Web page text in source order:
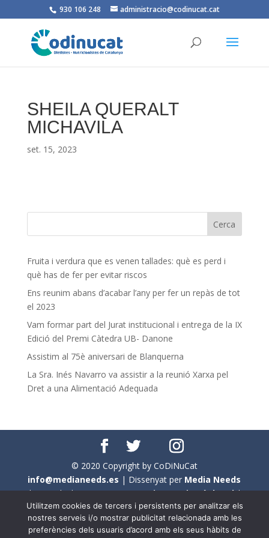
930 106 248 administracio@codinucat.cat
SHEILA QUERALT
MICHAVILA
set. 15, 2023
Fruita i verdura que es venen tallades: què es perd i
què has de fer per evitar riscos
Ens reunim abans d’acabar l’any per fer un repàs de tot
el 2023
Vam formar part del Jurat institucional i entrega de la IX
Edició del Premi Càtedra UB- Danone
Assistim al 75è aniversari de Blanquerna
La Sra. Inés Navarro va assistir a la reunió Xarxa pel
Dret a una Alimentació Adequada
© 2020 Copyright by CoDiNuCat
info@medianeeds.es | Dissenyat per Media Needs
| Tots els drets reservats aCoDiNuCat |Avís legal|
Avís per cookies
En aquest web s'ha tingut en compte l'ús no sexista del
Utilitzem cookies de tercers i persistents per analitzar els
nostres serveis i/o mostrar publicitat relacionada amb les
preferències dels usuaris d’acord amb els seus hàbits de